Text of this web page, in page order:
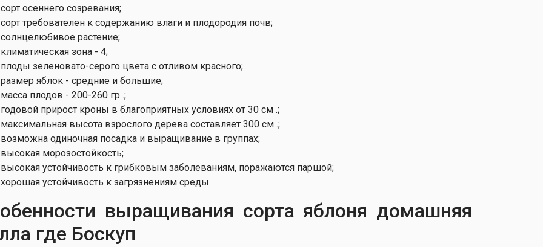
сорт осеннего созревания;
сорт требователен к содержанию влаги и плодородия почв;
солнцелюбивое растение;
климатическая зона - 4;
плоды зеленовато-серого цвета с отливом красного;
размер яблок - средние и большие;
масса плодов - 200-260 гр .;
годовой прирост кроны в благоприятных условиях от 30 см .;
максимальная высота взрослого дерева составляет 300 см .;
возможна одиночная посадка и выращивание в группах;
высокая морозостойкость;
высокая устойчивость к грибковым заболеваниям, поражаются паршой;
хорошая устойчивость к загрязнениям среды.
выращивания сорта яблоня домашняя
где Боскуп